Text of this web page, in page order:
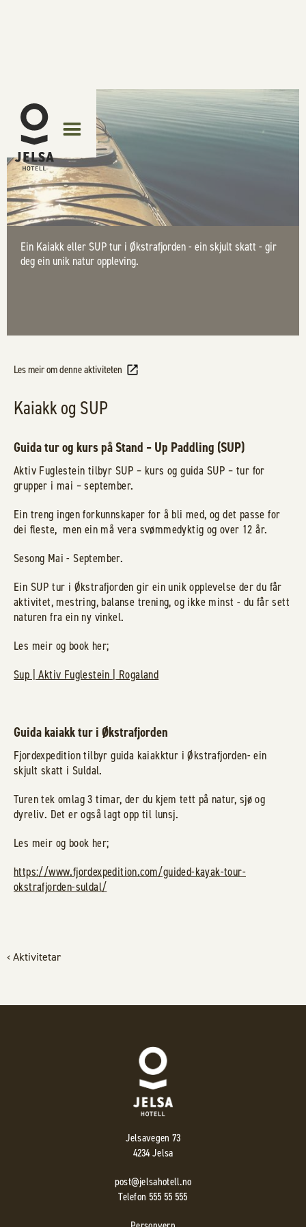
Ein Kaiakk eller SUP tur i Økstrafjorden - ein skjult skatt - gir
deg ein unik natur oppleving.
Les meir om denne aktiviteten
Kaiakk og SUP
Guida tur og kurs på Stand – Up Paddling (SUP)
Aktiv Fuglestein tilbyr SUP – kurs og guida SUP – tur for
grupper i mai – september.
Ein treng ingen forkunnskaper for å bli med, og det passe for
dei fleste, men ein må vera svømmedyktig og over 12 år.
Sesong Mai - September.
Ein SUP tur i Økstrafjorden gir ein unik opplevelse der du får
aktivitet, mestring, balanse trening, og ikke minst - du får sett
naturen fra ein ny vinkel.
Les meir og book her;
Sup | Aktiv Fuglestein | Rogaland
Guida kaiakk tur i Økstrafjorden
Fjordexpedition tilbyr guida kaiakktur i Økstrafjorden- ein
skjult skatt i Suldal.
Turen tek omlag 3 timar, der du kjem tett på natur, sjø og
dyreliv. Det er også lagt opp til lunsj.
Les meir og book her;
https://www.fjordexpedition.com/guided-kayak-tour-
okstrafjorden-suldal/
‹ Aktivitetar
Jelsavegen 73
4234 Jelsa
post@jelsahotell.no
Telefon 555 55 555